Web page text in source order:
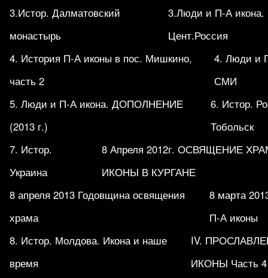
3.Истор. Далматовский
монастырь
3.Люди и П-А икона.
Цент.Россия
4. История П-А иконы в пос. Мишкино,
часть 2
4. Люди и
СМИ
5. Люди и П-А икона. ДОПОЛНЕНИЕ
(2013 г.)
6. Истор.
Тобольск
7. Истор.
Украина
8 Апреля 2012г. ОСВЯЩЕНИЕ
ИКОНЫ В КУРГАНЕ
8 апреля 2013 Годовщина освящения
храма
8 марта
П-А иконы
8. Истор. Молдова. Икона и наше
время
IV.
ИКОНЫ Часть 4